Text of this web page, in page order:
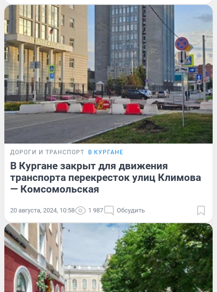
ДОРОГИ И ТРАНСПОРТ В КУРГАНЕ
В Кургане закрыт для движения
транспорта перекресток улиц Климова
— Комсомольская
20 августа, 2024, 10:58 1 987 Обсудить